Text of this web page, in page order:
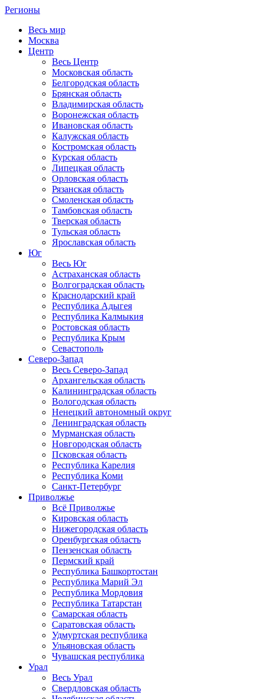
Регионы
Весь мир
Москва
Центр
Весь Центр
Московская область
Белгородская область
Брянская область
Владимирская область
Воронежская область
Ивановская область
Калужская область
Костромская область
Курская область
Липецкая область
Орловская область
Рязанская область
Смоленская область
Тамбовская область
Тверская область
Тульская область
Ярославская область
Юг
Весь Юг
Астраханская область
Волгоградская область
Краснодарский край
Республика Адыгея
Республика Калмыкия
Ростовская область
Республика Крым
Севастополь
Северо-Запад
Весь Северо-Запад
Архангельская область
Калининградская область
Вологодская область
Ненецкий автономный округ
Ленинградская область
Мурманская область
Новгородская область
Псковская область
Республика Карелия
Республика Коми
Санкт-Петербург
Приволжье
Всё Приволжье
Кировская область
Нижегородская область
Оренбургская область
Пензенская область
Пермский край
Республика Башкортостан
Республика Марий Эл
Республика Мордовия
Республика Татарстан
Самарская область
Саратовская область
Удмуртская республика
Ульяновская область
Чувашская республика
Урал
Весь Урал
Свердловская область